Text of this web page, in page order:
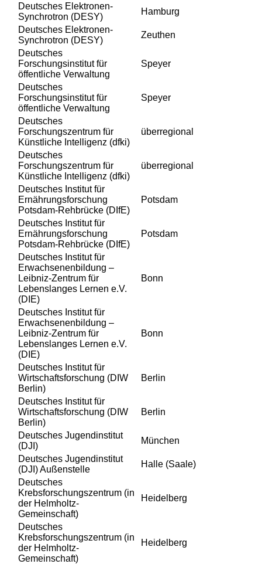
Deutsches Elektronen-
Synchrotron (DESY)
Hamburg
Deutsches Elektronen-
Synchrotron (DESY)
Zeuthen
Deutsches
Forschungsinstitut für
öffentliche Verwaltung
Speyer
Deutsches
Forschungsinstitut für
öffentliche Verwaltung
Speyer
Deutsches
Forschungszentrum für
Künstliche Intelligenz (dfki)
überregional
Deutsches
Forschungszentrum für
Künstliche Intelligenz (dfki)
überregional
Deutsches Institut für
Ernährungsforschung
Potsdam-Rehbrücke (DIfE)
Potsdam
Deutsches Institut für
Ernährungsforschung
Potsdam-Rehbrücke (DIfE)
Potsdam
Deutsches Institut für
Erwachsenenbildung –
Leibniz-Zentrum für
Lebenslanges Lernen e.V.
(DIE)
Bonn
Deutsches Institut für
Erwachsenenbildung –
Leibniz-Zentrum für
Lebenslanges Lernen e.V.
(DIE)
Bonn
Deutsches Institut für
Wirtschaftsforschung (DIW
Berlin)
Berlin
Deutsches Institut für
Wirtschaftsforschung (DIW
Berlin)
Berlin
Deutsches Jugendinstitut
(DJI)
München
Deutsches Jugendinstitut
(DJI) Außenstelle
Halle (Saale)
Deutsches
Krebsforschungszentrum (in
der Helmholtz-
Gemeinschaft)
Heidelberg
Deutsches
Krebsforschungszentrum (in
der Helmholtz-
Gemeinschaft)
Heidelberg